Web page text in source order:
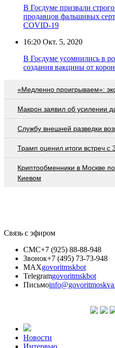
В Госдуме призвали
продавцов фальшивых
COVID-19
16:20 Окт. 5, 2020
В Госдуме усомнились в
создания вакцины от
«Медленно проигрываем»:
Макрон заявил об усилении
Службу внешней разведки
Трамп оценил итоги встреч с
Криптообменники в Москве
Киевом
Связь с эфиром
СМС+7 (925) 88-88-948
Звонок+7 (495) 73-73-948
MAXgovoritmskbot
Telegramgovoritmskbot
Письмо
Новости
Интервью